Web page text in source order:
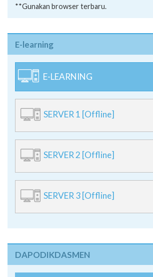
**Gunakan browser terbaru.
E-learning
E-LEARNING
SERVER 1 [Offline]
SERVER 2 [Offline]
SERVER 3 [Offline]
DAPODIKDASMEN